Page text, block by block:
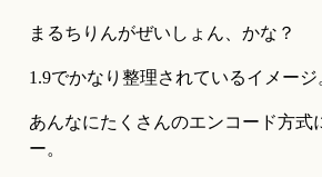
まるちりんがぜいしょん、かな？
1.9でかなり整理されているイメージ
あんなにたくさんのエンコード方式
ー。